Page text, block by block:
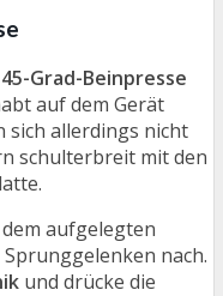
45-Grad-Beinpresse
auf dem Gerät
sich allerdings nicht
schulterbreit mit den
aufgelegten
nach.
und drücke die